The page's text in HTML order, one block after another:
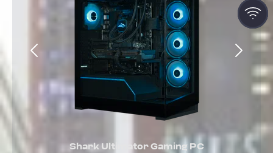
Shark Ultimator Gaming PC